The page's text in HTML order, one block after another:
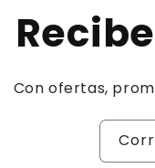
Con ofertas,